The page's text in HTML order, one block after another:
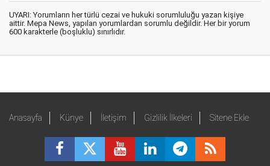
UYARI: Yorumların her türlü cezai ve hukuki sorumluluğu yazan kişiye
aittir. Mepa News, yapılan yorumlardan sorumlu değildir. Her bir yorum
600 karakterle (boşluklu) sınırlıdır.
Anasayfa Künye İletişim Gizlilik İlkeleri Sitene Ekle